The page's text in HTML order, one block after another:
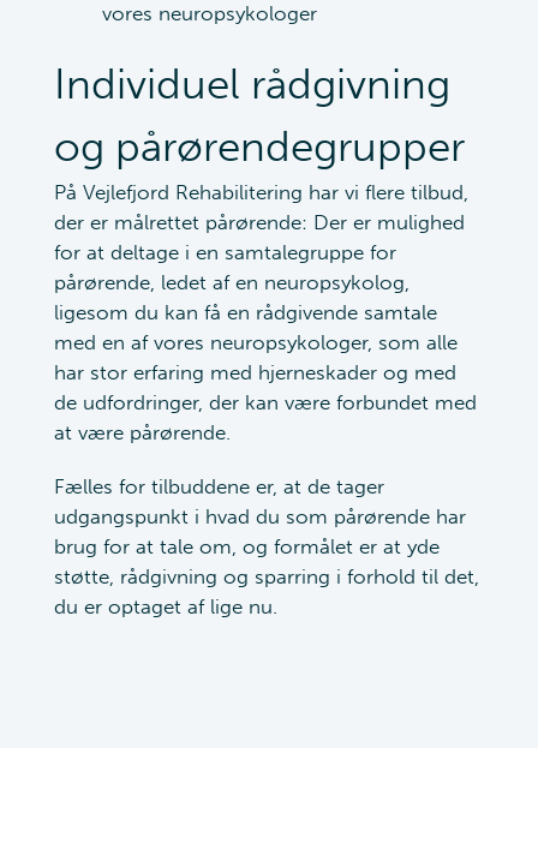
vores neuropsykologer
Individuel rådgivning
og pårørendegrupper
På Vejlefjord Rehabilitering har vi flere tilbud,
der er målrettet pårørende: Der er mulighed
for at deltage i en samtalegruppe for
pårørende, ledet af en neuropsykolog,
ligesom du kan få en rådgivende samtale
med en af vores neuropsykologer, som alle
har stor erfaring med hjerneskader og med
de udfordringer, der kan være forbundet med
at være pårørende.
Fælles for tilbuddene er, at de tager
udgangspunkt i hvad du som pårørende har
brug for at tale om, og formålet er at yde
støtte, rådgivning og sparring i forhold til det,
du er optaget af lige nu.